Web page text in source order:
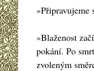
»Připravujeme
»Blaženost
pokání. Po
zvoleným